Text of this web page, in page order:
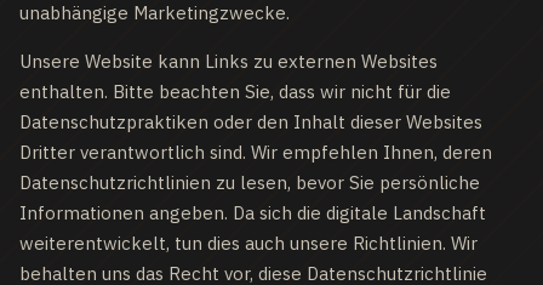
unabhängige Marketingzwecke.
Unsere Website kann Links zu externen Websites
enthalten. Bitte beachten Sie, dass wir nicht für die
Datenschutzpraktiken oder den Inhalt dieser Websites
Dritter verantwortlich sind. Wir empfehlen Ihnen, deren
Datenschutzrichtlinien zu lesen, bevor Sie persönliche
Informationen angeben. Da sich die digitale Landschaft
weiterentwickelt, tun dies auch unsere Richtlinien. Wir
behalten uns das Recht vor, diese Datenschutzrichtlinie